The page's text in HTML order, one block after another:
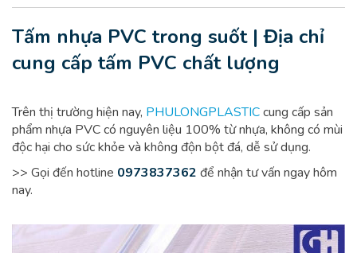
Tấm nhựa PVC trong suốt | Địa chỉ
cung cấp tấm PVC chất lượng
Trên thị trường hiện nay, PHULONGPLASTICcung cấp sản
phẩm nhựa PVC có nguyên liệu 100% từ nhựa, không có mùi
độc hại cho sức khỏe và không độn bột đá, dễ sử dụng.
>> Gọi đến hotline 0973837362 để nhận tư vấn ngay hôm
nay.